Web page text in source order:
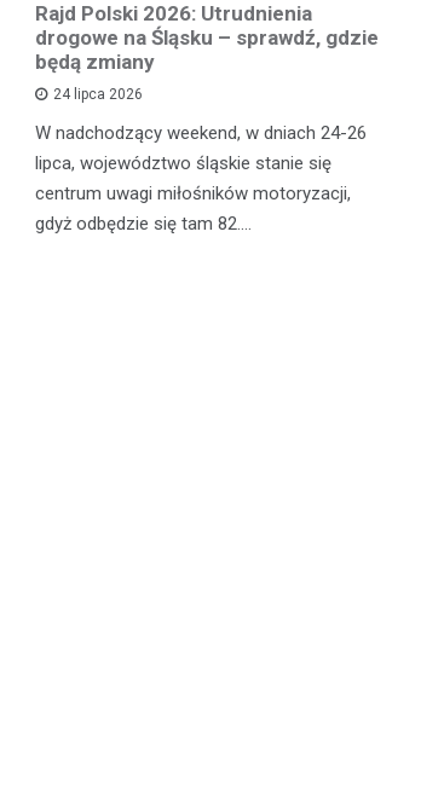
Rajd Polski 2026: Utrudnienia
drogowe na Śląsku – sprawdź, gdzie
będą zmiany
24 lipca 2026
W nadchodzący weekend, w dniach 24-26
lipca, województwo śląskie stanie się
centrum uwagi miłośników motoryzacji,
gdyż odbędzie się tam 82.…